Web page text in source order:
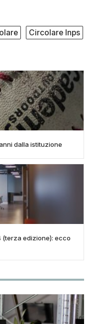
Circolare Inps
dalla istituzione
edizione): ecco